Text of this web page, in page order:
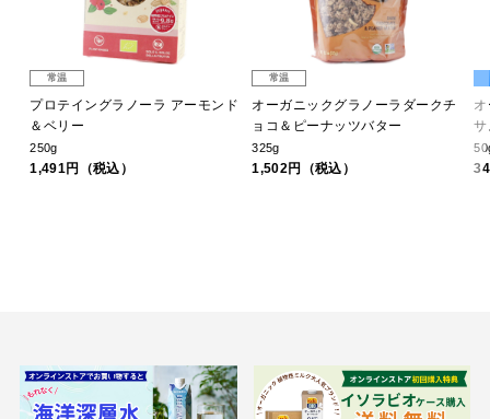
常温
プロテイングラノーラ アーモンド
＆ベリー
250g
1,491円（税込）
常温
オーガニックグラノーラダークチ
ョコ＆ピーナッツバター
325g
1,502円（税込）